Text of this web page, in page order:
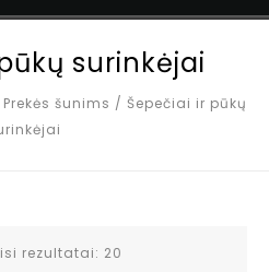
surinkėjai
Prekės šunims / Šepečiai ir pūkų
rezultatai: 20